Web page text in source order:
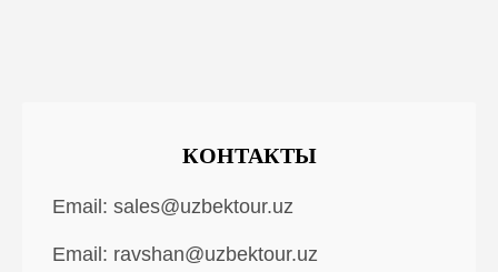
КОНТАКТЫ
Email: sales@uzbektour.uz
Email: ravshan@uzbektour.uz